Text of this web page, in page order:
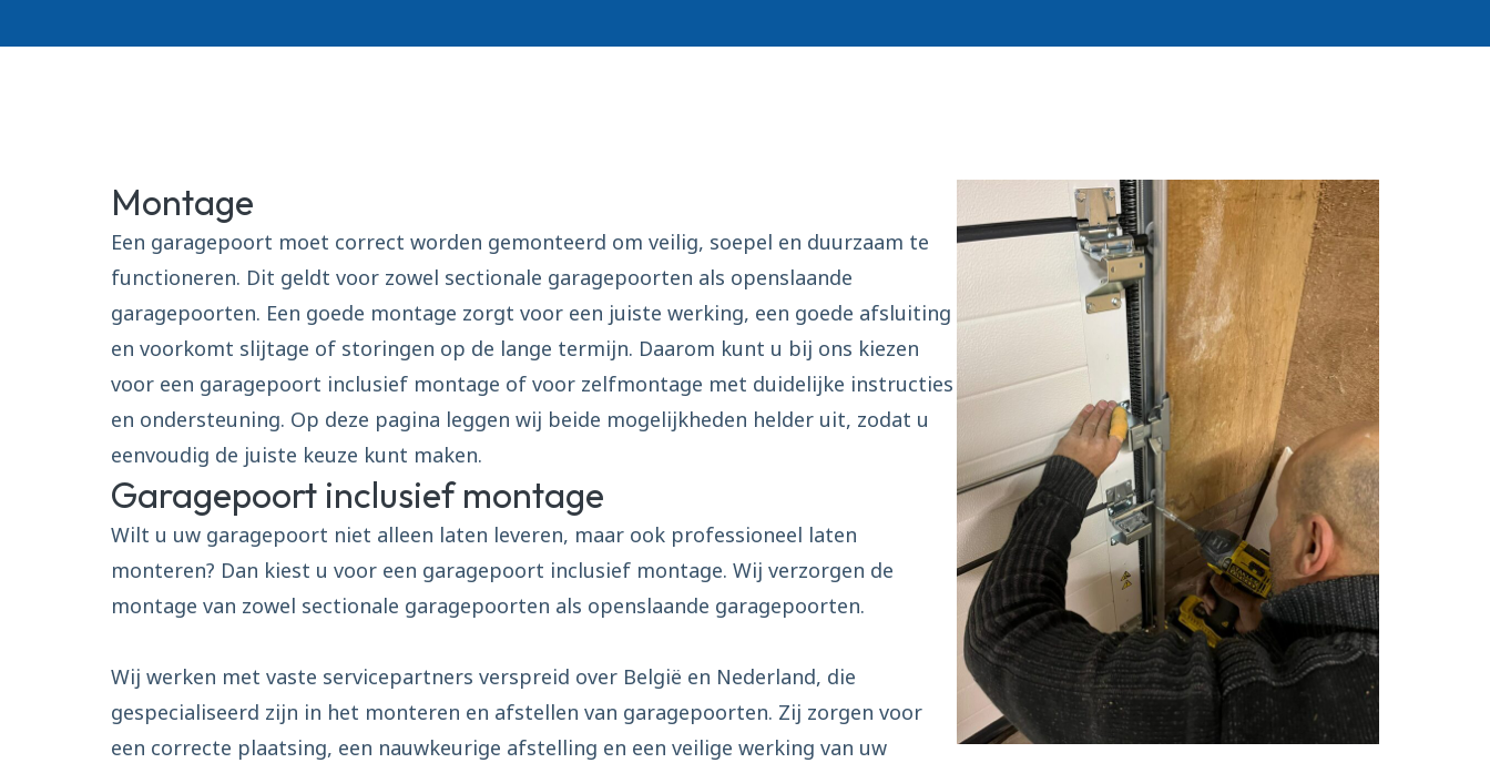
Montage
Een garagepoort moet correct worden gemonteerd om veilig, soepel en duurzaam te
functioneren. Dit geldt voor zowel sectionale garagepoorten als openslaande
garagepoorten. Een goede montage zorgt voor een juiste werking, een goede afsluiting
en voorkomt slijtage of storingen op de lange termijn. Daarom kunt u bij ons kiezen
voor een garagepoort inclusief montage of voor zelfmontage met duidelijke instructies
en ondersteuning. Op deze pagina leggen wij beide mogelijkheden helder uit, zodat u
eenvoudig de juiste keuze kunt maken.
Garagepoort inclusief montage
Wilt u uw garagepoort niet alleen laten leveren, maar ook professioneel laten
monteren? Dan kiest u voor een garagepoort inclusief montage. Wij verzorgen de
montage van zowel sectionale garagepoorten als openslaande garagepoorten.
Wij werken met vaste servicepartners verspreid over België en Nederland, die
gespecialiseerd zijn in het monteren en afstellen van garagepoorten. Zij zorgen voor
een correcte plaatsing, een nauwkeurige afstelling en een veilige werking van uw